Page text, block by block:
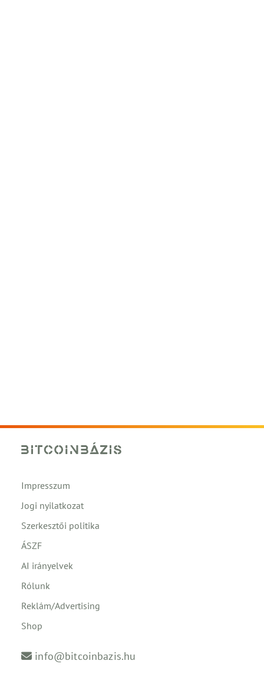
Impresszum
Jogi nyilatkozat
Szerkesztői politika
ÁSZF
AI irányelvek
Rólunk
Reklám/Advertising
Shop
info@bitcoinbazis.hu